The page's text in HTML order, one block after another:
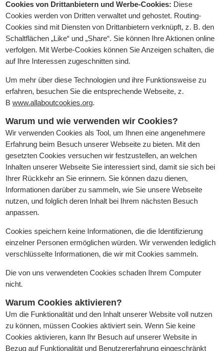
Cookies von Drittanbietern und Werbe-Cookies: Diese
Cookies werden von Dritten verwaltet und gehostet. Routing-
Cookies sind mit Diensten von Drittanbietern verknüpft, z. B. den
Schaltflächen „Like“ und „Share“. Sie können Ihre Aktionen online
verfolgen. Mit Werbe-Cookies können Sie Anzeigen schalten, die
auf Ihre Interessen zugeschnitten sind.
Um mehr über diese Technologien und ihre Funktionsweise zu
erfahren, besuchen Sie die entsprechende Webseite, z.
Bwww.allaboutcookies.org.
Warum und wie verwenden wir Cookies?
Wir verwenden Cookies als Tool, um Ihnen eine angenehmere
Erfahrung beim Besuch unserer Webseite zu bieten. Mit den
gesetzten Cookies versuchen wir festzustellen, an welchen
Inhalten unserer Webseite Sie interessiert sind, damit sie sich bei
Ihrer Rückkehr an Sie erinnern. Sie können dazu dienen,
Informationen darüber zu sammeln, wie Sie unsere Webseite
nutzen, und folglich deren Inhalt bei Ihrem nächsten Besuch
anpassen.
Cookies speichern keine Informationen, die die Identifizierung
einzelner Personen ermöglichen würden. Wir verwenden lediglich
verschlüsselte Informationen, die wir mit Cookies sammeln.
Die von uns verwendeten Cookies schaden Ihrem Computer
nicht.
Warum Cookies aktivieren?
Um die Funktionalität und den Inhalt unserer Website voll nutzen
zu können, müssen Cookies aktiviert sein. Wenn Sie keine
Cookies aktivieren, kann Ihr Besuch auf unserer Website in
Bezug auf Funktionalität und Benutzererfahrung eingeschränkt